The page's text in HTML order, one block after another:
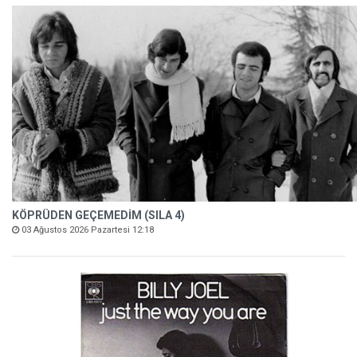
KÖPRÜDEN GEÇEMEDİM (SILA 4)
03 Ağustos 2026 Pazartesi 12:18